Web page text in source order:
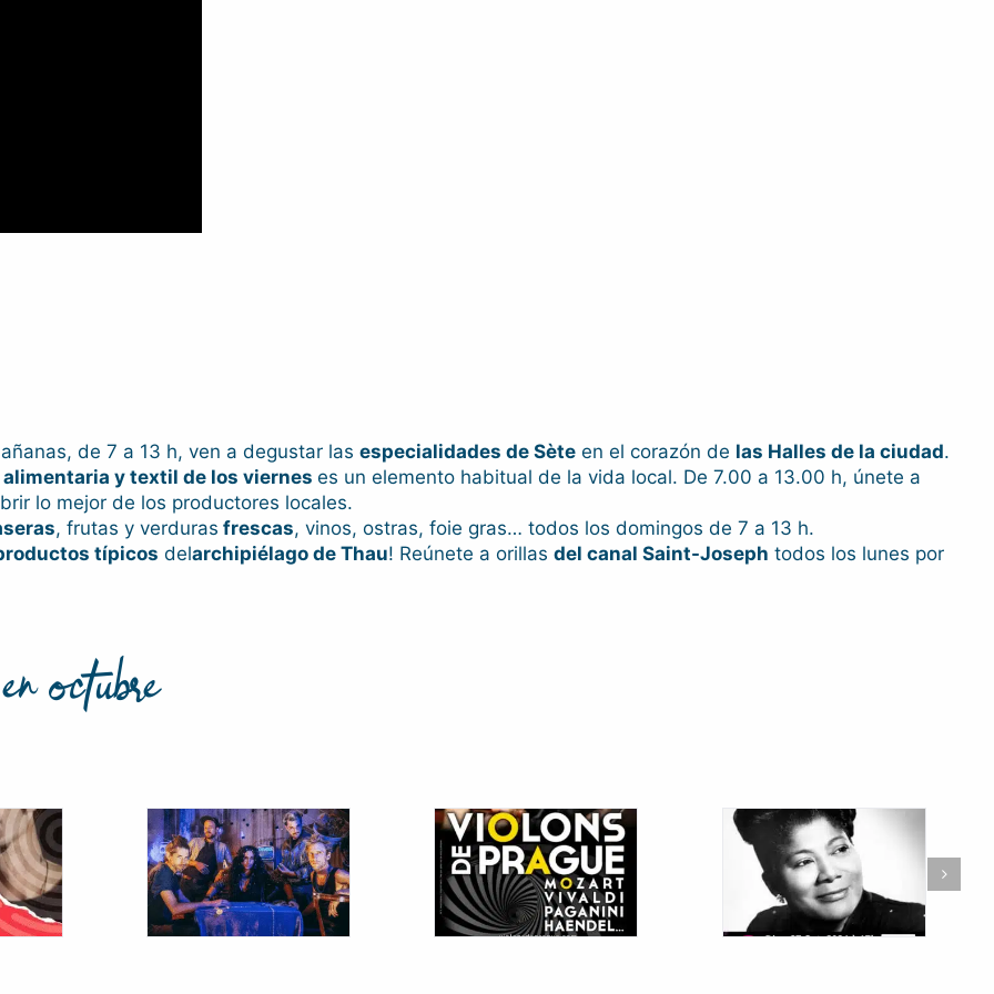
de 7 a 13 h, ven a degustar las especialidades de Sèteen el corazón de las Halles de la ciudad.
y textil de los viernes es un elemento habitual de la vida local. De 7.00 a 13.00 h, únete a
lo mejor de los productores locales.
, frutas y verduras frescas, vinos, ostras, foie gras… todos los domingos de 7 a 13 h.
típicos delarchipiélago de Thau! Reúnete a orillas del canal Saint-Joseph todos los lunes por
octubre